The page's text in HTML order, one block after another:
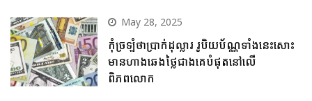
May 28, 2025
កុំច្រឡំថាប្រាក់ដុល្លារ រូបិយប័ណ្ណទាំងនេះសោះ
មានហាងឆេងថ្លៃជាងគេបំផុតនៅលើ
ពិភពលោក